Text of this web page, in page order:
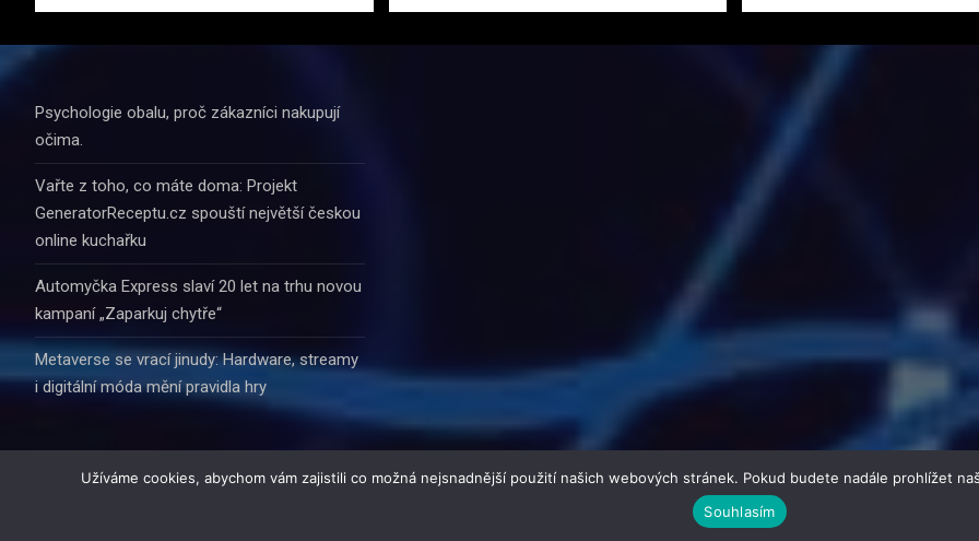
Psychologie obalu, proč zákazníci nakupují
očima.
Vařte z toho, co máte doma: Projekt
GeneratorReceptu.cz spouští největší českou
online kuchařku
Automyčka Express slaví 20 let na trhu novou
kampaní „Zaparkuj chytře“
Metaverse se vrací jinudy: Hardware, streamy
i digitální móda mění pravidla hry
© 2016 - 2026 i-Zpravodaj.cz | člen skupiny MediaConnect.cz | Všechna práva vyhrazena
Užíváme cookies, abychom vám zajistili co možná nejsnadnější použití našich webových stránek. Pokud budete nadále prohlížet
Souhlasím